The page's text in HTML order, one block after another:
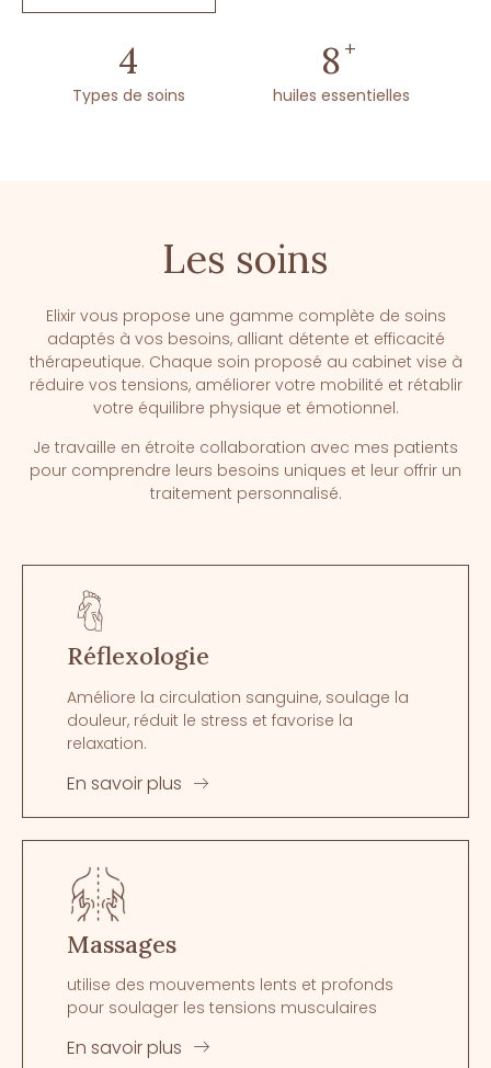
4
Types de soins
10+
huiles essentielles
Les soins
Elixir vous propose une gamme complète de soins
adaptés à vos besoins, alliant détente et efficacité
thérapeutique. Chaque soin proposé au cabinet vise à
réduire vos tensions, améliorer votre mobilité et rétablir
votre équilibre physique et émotionnel.
Je travaille en étroite collaboration avec mes patients
pour comprendre leurs besoins uniques et leur offrir un
traitement personnalisé.
Réflexologie
Améliore la circulation sanguine, soulage la
douleur, réduit le stress et favorise la
relaxation.
En savoir plus
Massages
utilise des mouvements lents et profonds
pour soulager les tensions musculaires
En savoir plus